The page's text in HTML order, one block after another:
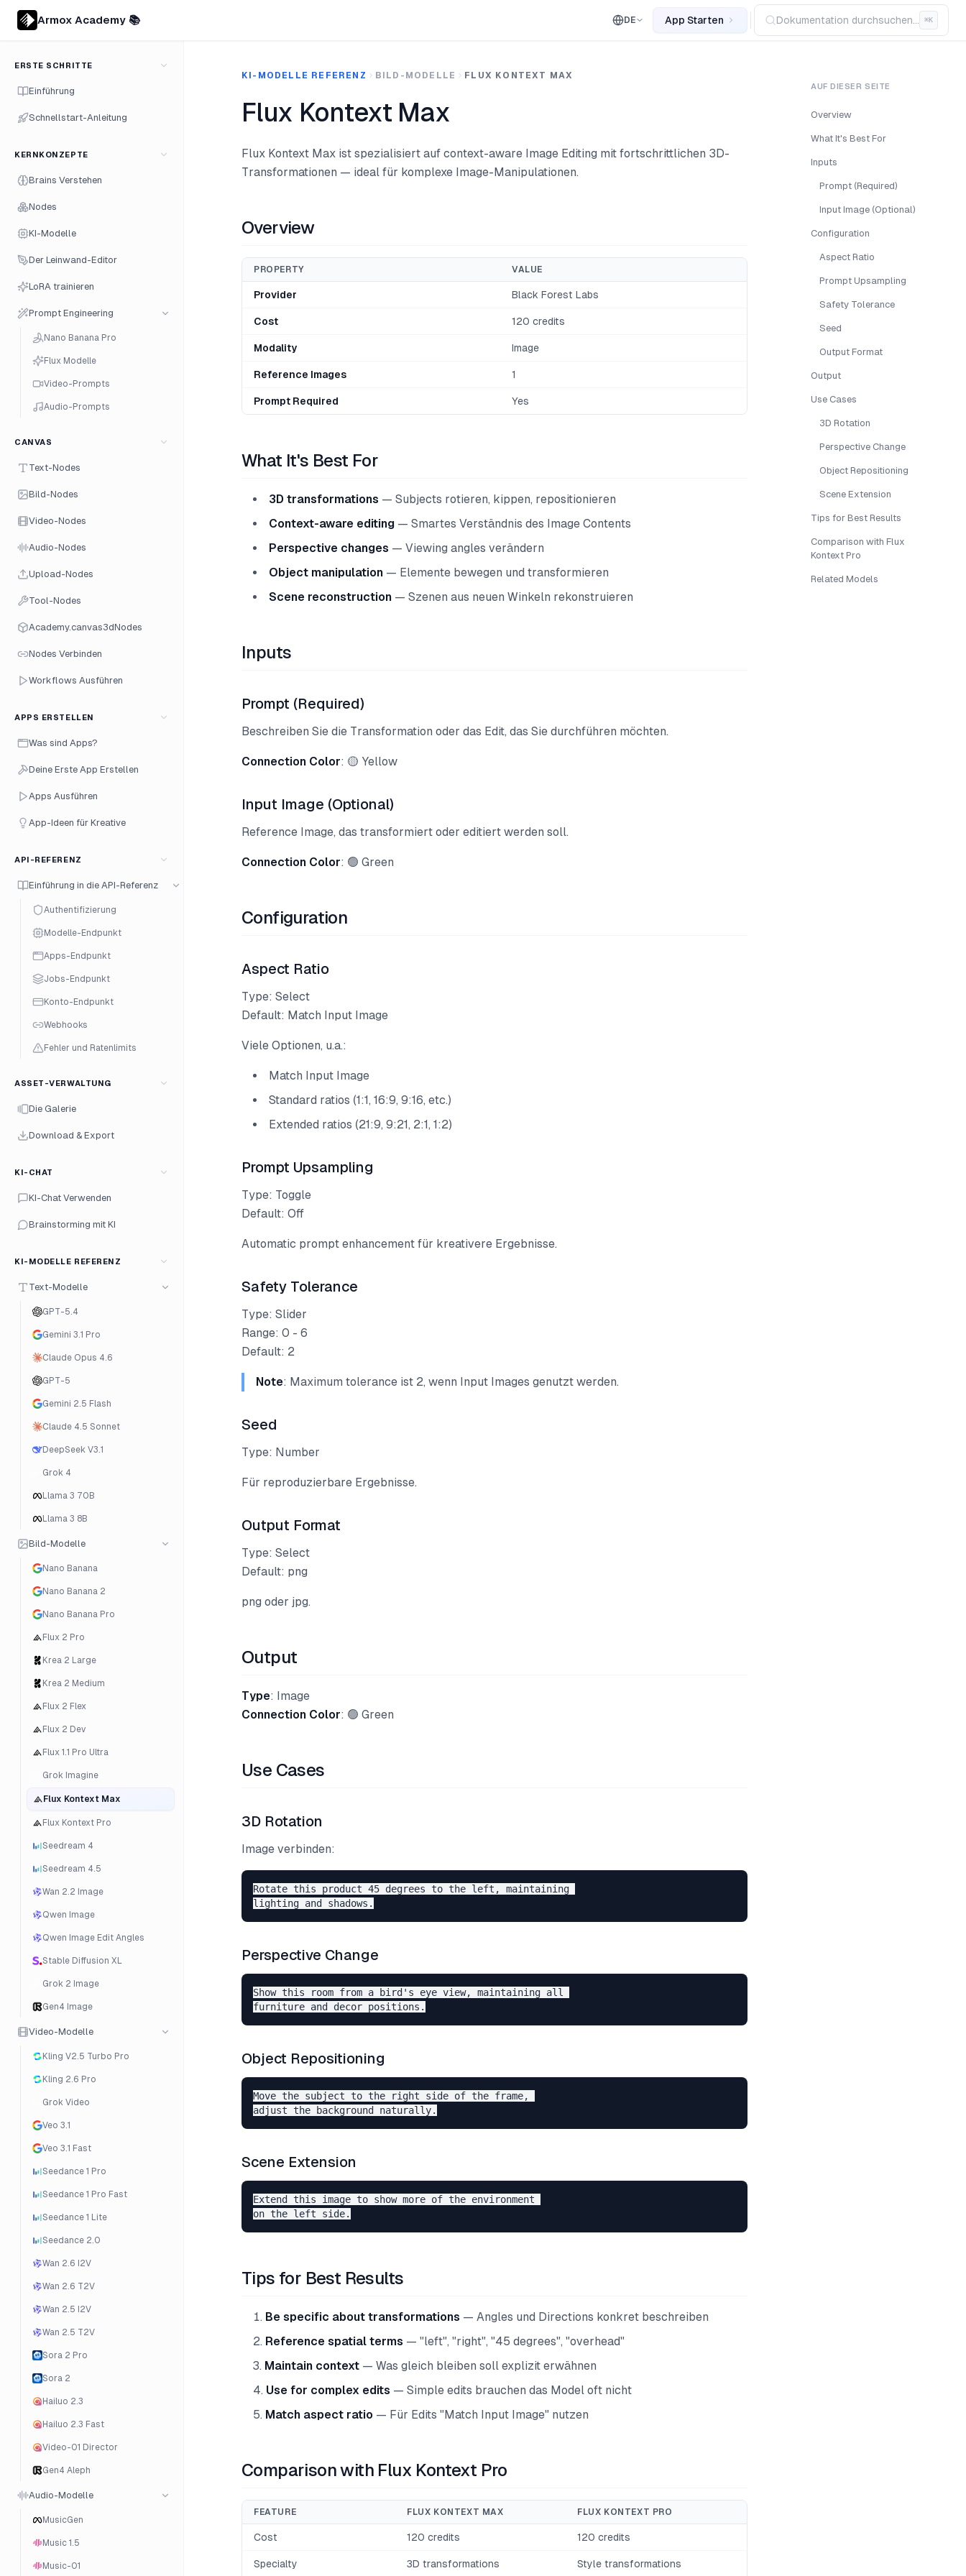
Armox Academy 📚 DE App Starten Dokumentation durchsuchen... ⌘K
ERSTE SCHRITTE
Einführung
Schnellstart-Anleitung
KERNKONZEPTE
Brains Verstehen
Nodes
KI-Modelle
Der Leinwand-Editor
LoRA trainieren
Prompt Engineering
Nano Banana Pro
Flux Modelle
Video-Prompts
Audio-Prompts
CANVAS
Text-Nodes
Bild-Nodes
Video-Nodes
Audio-Nodes
Upload-Nodes
Tool-Nodes
Academy.canvas3dNodes
Nodes Verbinden
Workflows Ausführen
APPS ERSTELLEN
Was sind Apps?
Deine Erste App Erstellen
Apps Ausführen
App-Ideen für Kreative
API-REFERENZ
Einführung in die API-Referenz
Authentifizierung
Modelle-Endpunkt
Apps-Endpunkt
Jobs-Endpunkt
Konto-Endpunkt
Webhooks
Fehler und Ratenlimits
ASSET-VERWALTUNG
Die Galerie
Download & Export
KI-CHAT
KI-Chat Verwenden
Brainstorming mit KI
KI-MODELLE REFERENZ
Text-Modelle
GPT-5.4
Gemini 3.1 Pro
Claude Opus 4.6
GPT-5
Gemini 2.5 Flash
Claude 4.5 Sonnet
DeepSeek V3.1
Grok 4
Llama 3 70B
Llama 3 8B
Bild-Modelle
Nano Banana
Nano Banana 2
Nano Banana Pro
Flux 2 Pro
Krea 2 Large
Krea 2 Medium
Flux 2 Flex
Flux 2 Dev
Flux 1.1 Pro Ultra
Grok Imagine
Flux Kontext Max
Flux Kontext Pro
Seedream 4
Seedream 4.5
Wan 2.2 Image
Qwen Image
Qwen Image Edit Angles
Stable Diffusion XL
Grok 2 Image
Gen4 Image
Video-Modelle
Kling V2.5 Turbo Pro
Kling 2.6 Pro
Grok Video
Veo 3.1
Veo 3.1 Fast
Seedance 1 Pro
Seedance 1 Pro Fast
Seedance 1 Lite
Seedance 2.0
Wan 2.6 I2V
Wan 2.6 T2V
Wan 2.5 I2V
Wan 2.5 T2V
Sora 2 Pro
Sora 2
Hailuo 2.3
Hailuo 2.3 Fast
Video-01 Director
Gen4 Aleph
Audio-Modelle
MusicGen
Music 1.5
Music-01
KI-MODELLE REFERENZ BILD-MODELLE FLUX KONTEXT MAX
Flux Kontext Max
Flux Kontext Max ist spezialisiert auf context-aware Image Editing mit fortschrittlichen 3D-
Transformationen — ideal für komplexe Image-Manipulationen.
Overview
PROPERTY VALUE
Provider Black Forest Labs
Cost 120 credits
Modality Image
Reference Images 1
Prompt Required Yes
What It's Best For
3D transformations — Subjects rotieren, kippen, repositionieren
Context-aware editing — Smartes Verständnis des Image Contents
Perspective changes — Viewing angles verändern
Object manipulation — Elemente bewegen und transformieren
Scene reconstruction — Szenen aus neuen Winkeln rekonstruieren
Inputs
Prompt (Required)
Beschreiben Sie die Transformation oder das Edit, das Sie durchführen möchten.
Connection Color: 🟡 Yellow
Input Image (Optional)
Reference Image, das transformiert oder editiert werden soll.
Connection Color: 🟢 Green
Configuration
Aspect Ratio
Type: Select
Default: Match Input Image
Viele Optionen, u.a.:
Match Input Image
Standard ratios (1:1, 16:9, 9:16, etc.)
Extended ratios (21:9, 9:21, 2:1, 1:2)
Prompt Upsampling
Type: Toggle
Default: Off
Automatic prompt enhancement für kreativere Ergebnisse.
Safety Tolerance
Type: Slider
Range: 0 - 6
Default: 2
Note: Maximum tolerance ist 2, wenn Input Images genutzt werden.
Seed
Type: Number
Für reproduzierbare Ergebnisse.
Output Format
Type: Select
Default: png
png oder jpg.
Output
Type: Image
Connection Color: 🟢 Green
Use Cases
3D Rotation
Image verbinden:
Rotate this product 45 degrees to the left, maintaining
Perspective Change
Show this room from a bird's eye view, maintaining all
Object Repositioning
Move the subject to the right side of the frame,
Scene Extension
Extend this image to show more of the environment
Tips for Best Results
Be specific about transformations — Angles und Directions konkret beschreiben
Reference spatial terms — "left", "right", "45 degrees", "overhead"
Maintain context — Was gleich bleiben soll explizit erwähnen
Use for complex edits — Simple edits brauchen das Model oft nicht
Match aspect ratio — Für Edits "Match Input Image" nutzen
Comparison with Flux Kontext Pro
FEATURE FLUX KONTEXT MAX FLUX KONTEXT PRO
Cost 120 credits 120 credits
Specialty 3D transformations Style transformations
AUF DIESER SEITE
Overview
What It's Best For
Inputs
Prompt (Required)
Input Image (Optional)
Configuration
Aspect Ratio
Prompt Upsampling
Safety Tolerance
Seed
Output Format
Output
Use Cases
3D Rotation
Perspective Change
Object Repositioning
Scene Extension
Tips for Best Results
Comparison with Flux
Kontext Pro
Related Models